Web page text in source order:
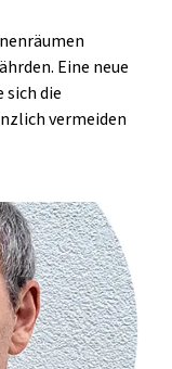
Eine neue
die
vermeiden